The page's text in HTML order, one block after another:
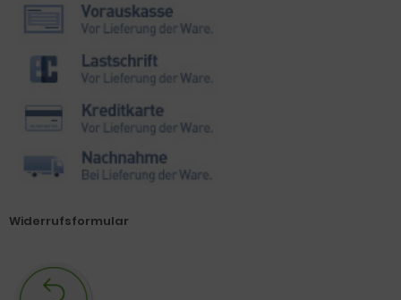
Widerrufsformular